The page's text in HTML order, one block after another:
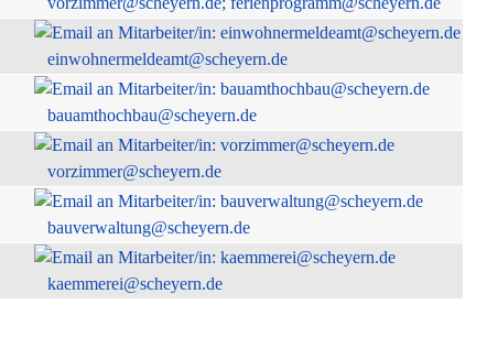
einwohnermeldeamt@scheyern.de
bauamthochbau@scheyern.de
vorzimmer@scheyern.de
bauverwaltung@scheyern.de
kaemmerei@scheyern.de